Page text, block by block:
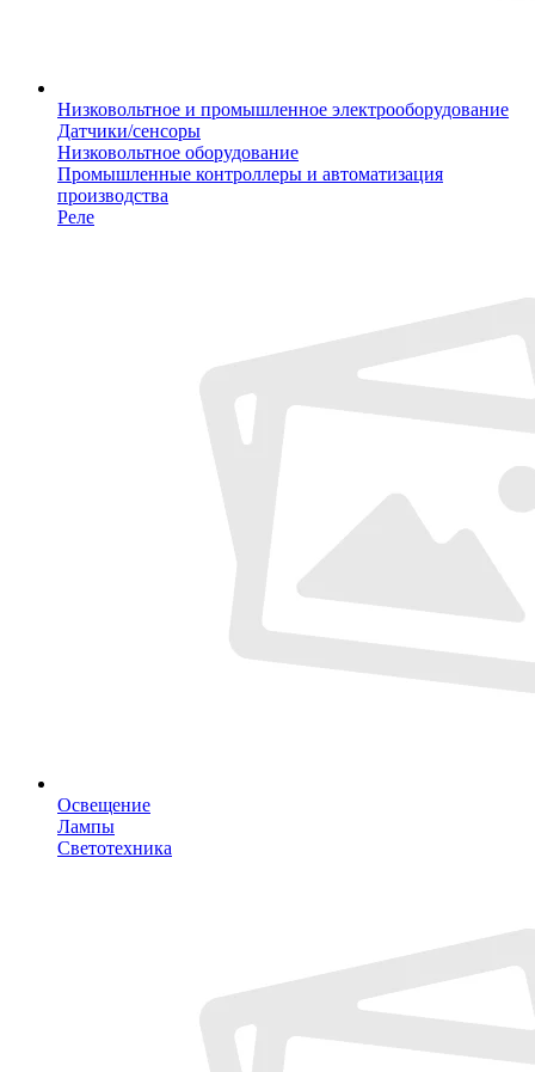
Низковольтное и промышленное электрооборудование
Датчики/сенсоры
Низковольтное оборудование
Промышленные контроллеры и автоматизация
производства
Реле
Освещение
Лампы
Светотехника